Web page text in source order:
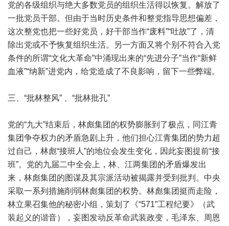
党的各级组织与绝大多数党员的组织生活得以恢复。解放了
一批党员干部。但由于当时历史条件和整党指导思想偏差，
这次整党也把一些好党员，好干部当作“废料”“吐故”了，清
除出党或不予恢复组织生活。另一方面又将个别不符合入党
条件的所谓“文化大革命”中涌现出来的“先进分子”当作“新鲜
血液”“纳新”进党内，给党造成了不良影响，留下一些弊端。
三、“批林整风” 、“批林批孔”
党的“九大”结束后，林彪集团的权势膨胀到了极点，同江青
集团争夺权力的矛盾急剧上升，他们担心江青集团的势力超
过自己，林彪“接班人”的地位会发生变化，因此妄图提前“接
班”。党的九届二中全会上，林、江两集团的矛盾爆发出
来，林彪集团的图谋及其宗派活动被揭露并受到批判。中央
采取一系列措施削弱林彪集团的权势。林彪集团挺而走险，
林立果召集他的秘密小组，策划了《“571”工程纪要》（武
装起义的谐音），妄图发动反革命武装政变，毛泽东、周恩